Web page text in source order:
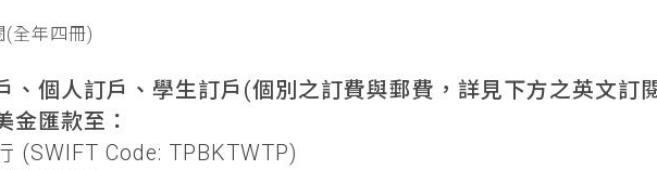
(全年四冊)
、個人訂戶、學生訂戶(個別之訂費與郵費，詳見下方之英文訂
金匯款至：
(SWIFT Code: TPBKTWTP)